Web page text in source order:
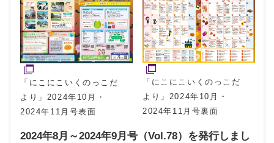
「にこにこいくのっこだ
より」2024年10月・
2024年11月号表面
「にこにこいくのっこだ
より」2024年10月・
2024年11月号裏面
2024年8月～2024年9月号（Vol.78）を発行しまし